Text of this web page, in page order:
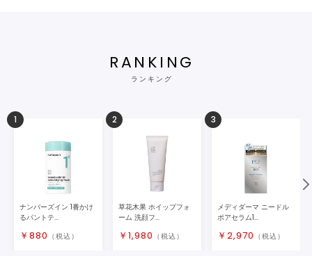
RANKING
ランキング
1
ナンバーズイン 1番かけ
るパントテ...
￥ 880 （税込）
2
草花木果 ホイップフォ
ーム 洗顔フ...
￥ 1,980 （税込）
3
メディダーマ ニードル
ポアセラム1...
￥ 2,970 （税込）